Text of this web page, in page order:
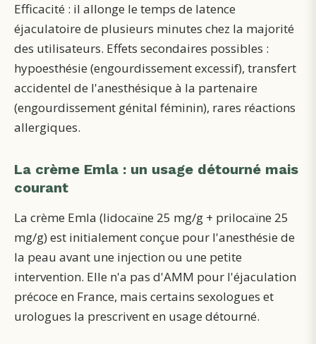
Efficacité : il allonge le temps de latence
éjaculatoire de plusieurs minutes chez la majorité
des utilisateurs. Effets secondaires possibles :
hypoesthésie (engourdissement excessif), transfert
accidentel de l'anesthésique à la partenaire
(engourdissement génital féminin), rares réactions
allergiques.
La crème Emla : un usage détourné mais
courant
La crème Emla (lidocaïne 25 mg/g + prilocaïne 25
mg/g) est initialement conçue pour l'anesthésie de
la peau avant une injection ou une petite
intervention. Elle n'a pas d'AMM pour l'éjaculation
précoce en France, mais certains sexologues et
urologues la prescrivent en usage détourné.